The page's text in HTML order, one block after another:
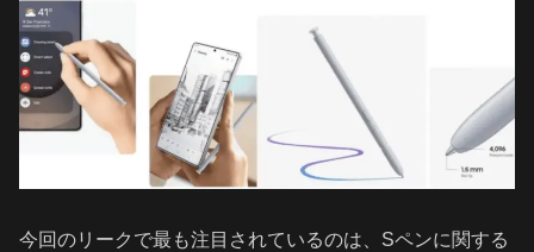
今回のリークで最も注目されているのは、Sペンに関する